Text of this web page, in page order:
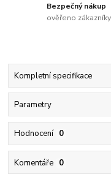
Bezpečný nákup
ověřeno zákazníky
Kompletní specifikace
Parametry
Hodnocení 0
Komentáře 0